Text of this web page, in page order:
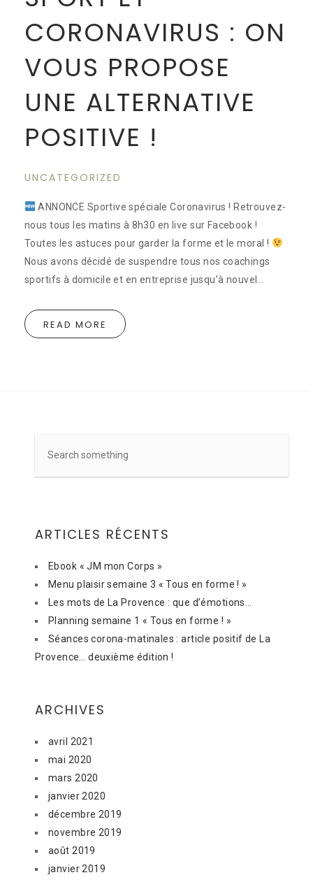
CORONAVIRUS : ON
VOUS PROPOSE
UNE ALTERNATIVE
POSITIVE !
UNCATEGORIZED
ANNONCE Sportive spéciale Coronavirus ! Retrouvez-
nous tous les matins à 8h30 en live sur Facebook !
Toutes les astuces pour garder la forme et le moral !
Nous avons décidé de suspendre tous nos coachings
sportifs à domicile et en entreprise jusqu’à nouvel…
READ MORE
ARTICLES RÉCENTS
Ebook « JM mon Corps »
Menu plaisir semaine 3 « Tous en forme ! »
Les mots de La Provence : que d’émotions…
Planning semaine 1 « Tous en forme ! »
Séances corona-matinales : article positif de La
Provence… deuxième édition !
ARCHIVES
avril 2021
mai 2020
mars 2020
janvier 2020
décembre 2019
novembre 2019
août 2019
janvier 2019